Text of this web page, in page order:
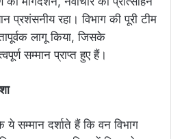
प्रशंसनीय रहा। विभाग की पूरी टीम
लागू किया, जिसके
सम्मान प्राप्त हुए हैं।
सम्मान दर्शाते हैं कि वन विभाग